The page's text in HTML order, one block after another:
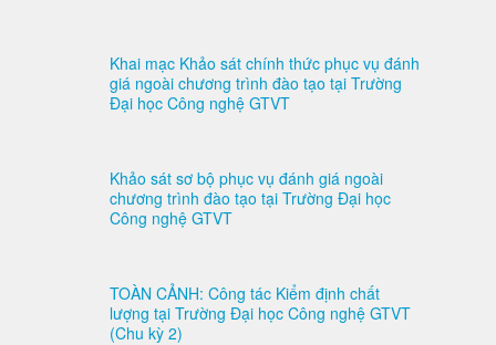
Khai mạc Khảo sát chính thức phục vụ đánh
giá ngoài chương trình đào tạo tại Trường
Đại học Công nghệ GTVT
Khảo sát sơ bộ phục vụ đánh giá ngoài
chương trình đào tạo tại Trường Đại học
Công nghệ GTVT
TOÀN CẢNH: Công tác Kiểm định chất
lượng tại Trường Đại học Công nghệ GTVT
(Chu kỳ 2)